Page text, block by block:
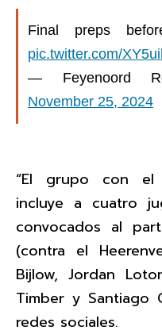
Final preps
pic.twitter.com/
— Feyenoord
November 25, 2024
“El grupo con el
incluye a cuatro
convocados al
(contra el
Bijlow, Jordan
Timber y Santiago
redes sociales.